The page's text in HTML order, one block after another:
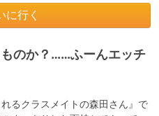
に行く
のか？……ふーんエッチ
るクラスメイトの森田さん』で